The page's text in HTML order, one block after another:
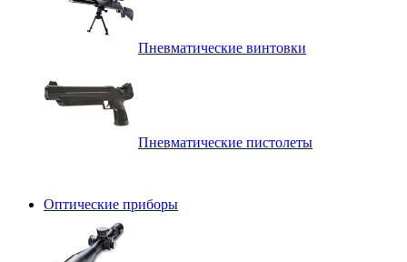
Пневматические винтовки
Пневматические пистолеты
Оптические приборы